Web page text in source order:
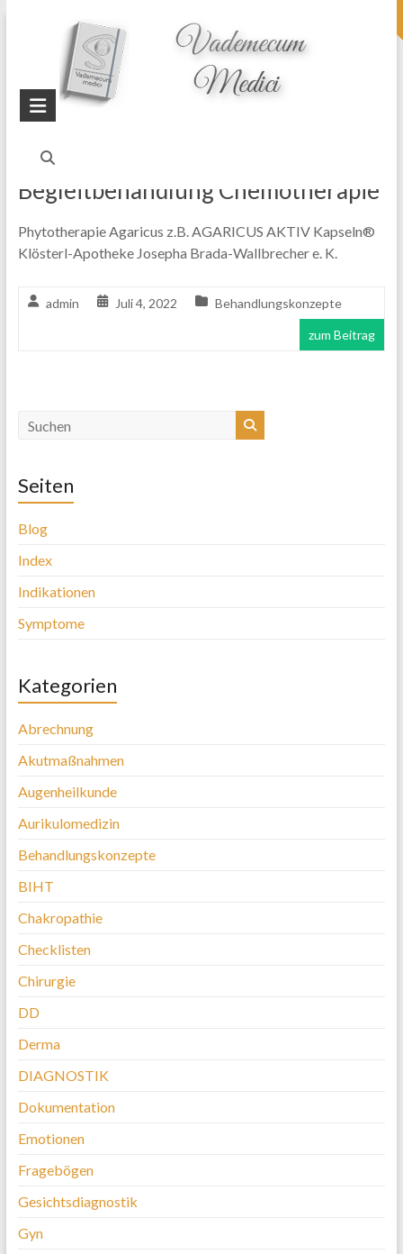
topheader
Startseite
Blog
Begleitbehandlung Chemotherapie
Begleitbehandlung Chemotherapie
Phytotherapie Agaricus z.B. AGARICUS AKTIV Kapseln®
Klösterl-Apotheke Josepha Brada-Wallbrecher e. K.
admin Juli 4, 2022 Behandlungskonzepte
zum Beitrag
Seiten
Blog
Index
Indikationen
Symptome
Kategorien
Abrechnung
Akutmaßnahmen
Augenheilkunde
Aurikulomedizin
Behandlungskonzepte
BIHT
Chakropathie
Checklisten
Chirurgie
DD
Derma
DIAGNOSTIK
Dokumentation
Emotionen
Fragebögen
Gesichtsdiagnostik
Gyn